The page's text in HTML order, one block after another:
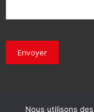
Envoyer
Nous utilisons